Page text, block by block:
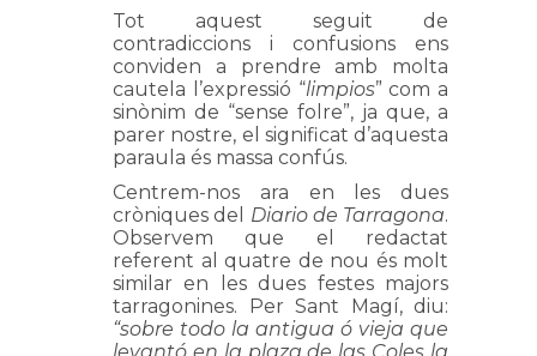
Tot aquest seguit de
contradiccions i confusions ens
conviden a prendre amb molta
cautela l’expressió “limpios” com a
sinònim de “sense folre”, ja que, a
parer nostre, el significat d’aquesta
paraula és massa confús.
Centrem-nos ara en les dues
cròniques del Diario de Tarragona.
Observem que el redactat
referent al quatre de nou és molt
similar en les dues festes majors
tarragonines. Per Sant Magí, diu:
“sobre todo la antigua ó vieja que